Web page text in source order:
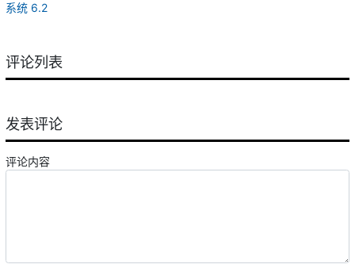
系统 6.2
评论列表
发表评论
评论内容